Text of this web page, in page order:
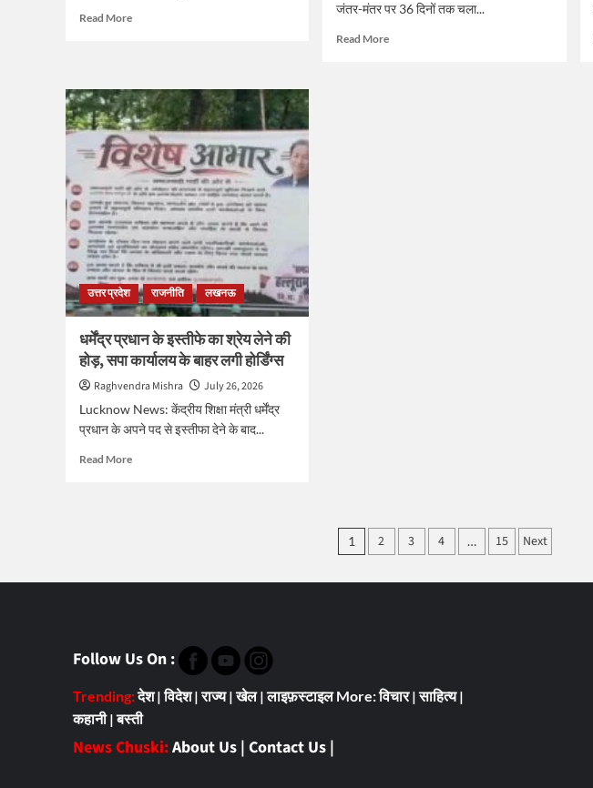
Read MoreRead
समरसता
संकल्प
अभियान,
बदलेगा
राजनीतिक
समीकरण
जंतर-मंतर पर 36 दिनों तक चला...
Read MoreRead
उत्तर प्रदेश राजनीति लखनऊ
धर्मेंद्र प्रधान के इस्तीफे का श्रेय लेने की
होड़, सपा कार्यालय के बाहर लगी होर्डिंग्स
Raghvendra Mishra
July 26, 2026
Lucknow News: केंद्रीय शिक्षा मंत्री धर्मेंद्र
प्रधान के अपने पद से इस्तीफा देने के बाद...
Read MoreRead
सपा
के
बाहर
होर्डिंग्स
Posts
pagination
1 2 3 4 … 15 Next
Follow Us On :
Trending:देश|विदेश|राज्य|खेल|लाइफ़स्टाइल More:विचार|साहित्य|
कहानी|बस्ती
News Chuski:About Us| Contact Us|